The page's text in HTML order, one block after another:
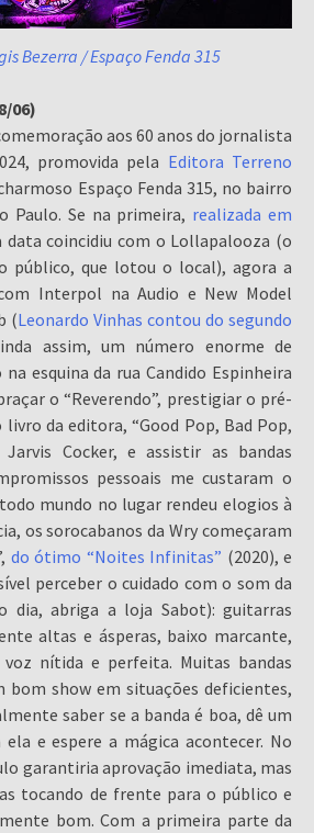
Bezerra / Espaço Fenda 315
06)
aos 60 anos do jornalista
promovida pela Editora Terreno
Espaço Fenda 315, no bairro
Paulo. Se na primeira, realizada em
data coincidiu com o Lollapalooza (o
público, que lotou o local), agora a
Interpol na Audio e New Model
(Leonardo Vinhas contou do segundo
assim, um número enorme de
esquina da rua Candido Espinheira
o “Reverendo”, prestigiar o pré-
da editora, “Good Pop, Bad Pop,
Cocker, e assistir as bandas
pessoais me custaram o
mundo no lugar rendeu elogios à
os sorocabanos da Wry começaram
do ótimo “Noites Infinitas” (2020), e
perceber o cuidado com o som da
dia, abriga a loja Sabot): guitarras
altas e ásperas, baixo marcante,
nítida e perfeita. Muitas bandas
bom show em situações deficientes,
saber se a banda é boa, dê um
e espere a mágica acontecer. No
garantiria aprovação imediata, mas
tocando de frente para o público e
bom. Com a primeira parte da